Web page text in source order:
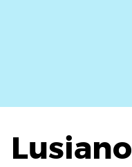
Lusiano